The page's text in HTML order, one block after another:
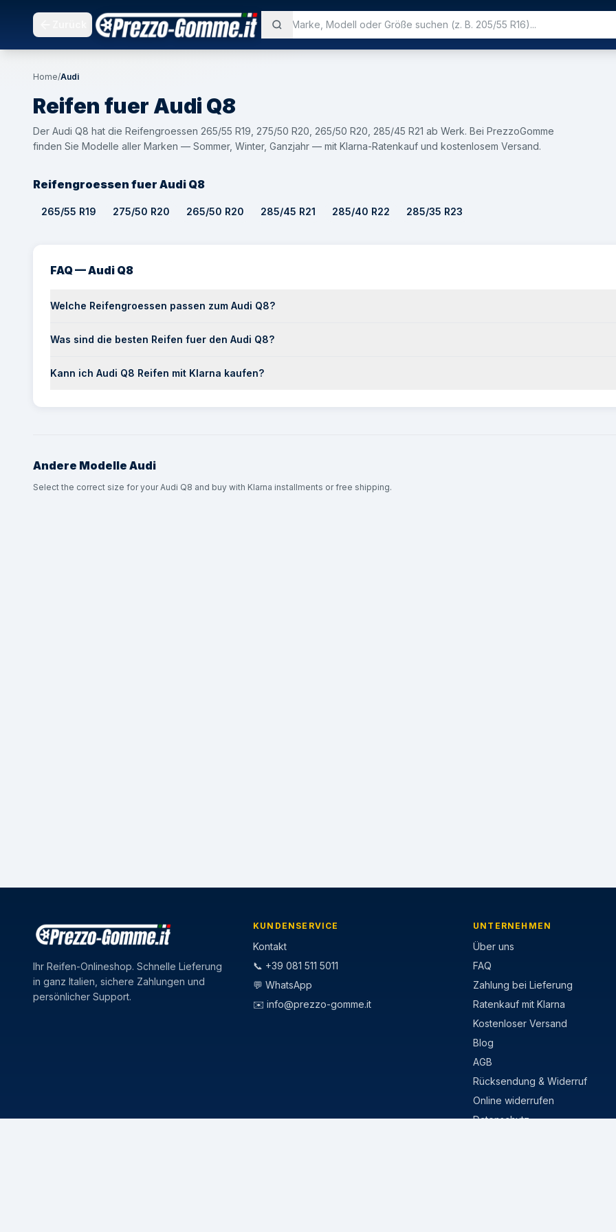
Home/Audi
Reifen fuer Audi Q8
Der Audi Q8 hat die Reifengroessen 265/55 R19, 275/50 R20, 265/50 R20, 285/45 R21 ab Werk. Bei PrezzoGomme
finden Sie Modelle aller Marken — Sommer, Winter, Ganzjahr — mit Klarna-Ratenkauf und kostenlosem Versand.
Reifengroessen fuer Audi Q8
265/55 R19 275/50 R20 265/50 R20 285/45 R21 285/40 R22 285/35 R23
FAQ — Audi Q8
Welche Reifengroessen passen zum Audi Q8?
Was sind die besten Reifen fuer den Audi Q8?
Kann ich Audi Q8 Reifen mit Klarna kaufen?
Andere Modelle Audi
Select the correct size for your Audi Q8 and buy with Klarna installments or free shipping.
Ihr Reifen-Onlineshop. Schnelle Lieferung
in ganz Italien, sichere Zahlungen und
persönlicher Support.
KUNDENSERVICE
Kontakt
📞 +39 081 511 5011
💬 WhatsApp
✉️ info@prezzo-gomme.it
UNTERNEHMEN
Über uns
FAQ
Zahlung bei Lieferung
Ratenkauf mit Klarna
Kostenloser Versand
Blog
AGB
Rücksendung & Widerruf
Online widerrufen
Datenschutz